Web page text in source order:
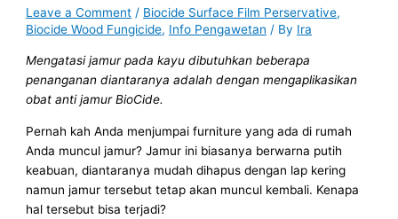
Leave a Comment / Biocide Surface Film Perservative,
Biocide Wood Fungicide, Info Pengawetan / By Ira
Mengatasi jamur pada kayu dibutuhkan beberapa
penanganan diantaranya adalah dengan mengaplikasikan
obat anti jamur BioCide.
Pernah kah Anda menjumpai furniture yang ada di rumah
Anda muncul jamur? Jamur ini biasanya berwarna putih
keabuan, diantaranya mudah dihapus dengan lap kering
namun jamur tersebut tetap akan muncul kembali. Kenapa
hal tersebut bisa terjadi?